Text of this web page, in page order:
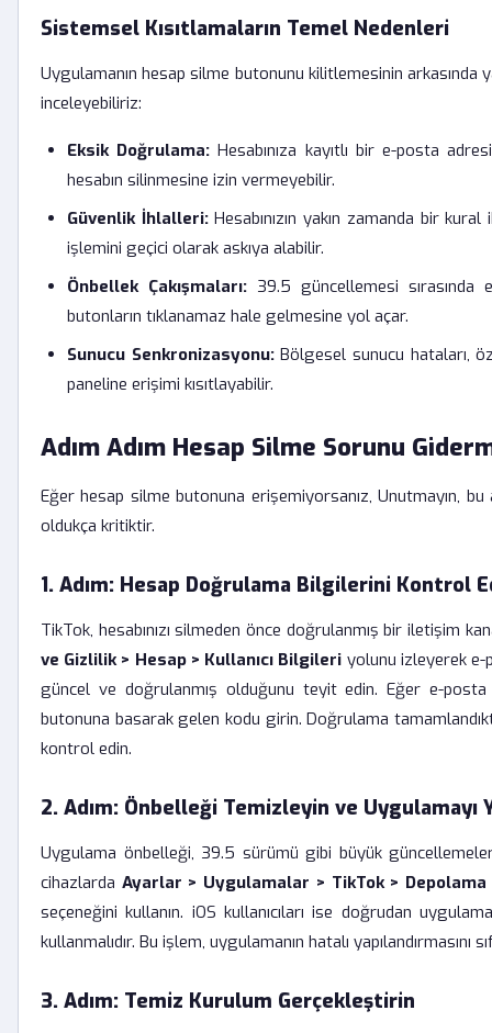
Sistemsel Kısıtlamaların Temel Nedenleri
Uygulamanın hesap silme butonunu kilitlemesinin arkasında
inceleyebiliriz:
Eksik Doğrulama: Hesabınıza kayıtlı bir e-posta
hesabın silinmesine izin vermeyebilir.
Güvenlik İhlalleri:Hesabınızın yakın zamanda bir
işlemini geçici olarak askıya alabilir.
Önbellek Çakışmaları: 39.5 güncellemesi sırasında
butonların tıklanamaz hale gelmesine yol açar.
Sunucu Senkronizasyonu:Bölgesel sunucu hataları,
paneline erişimi kısıtlayabilir.
Adım Adım Hesap Silme Sorunu
Eğer hesap silme butonuna erişemiyorsanız, Unutmayın, bu
oldukça kritiktir.
1. Adım: Hesap Doğrulama Bilgilerini Kontrol
TikTok, hesabınızı silmeden önce doğrulanmış bir iletişim
ve Gizlilik > Hesap > Kullanıcı Bilgileri yolunu izleyerek e-
güncel ve doğrulanmış olduğunu teyit edin. Eğer e-posta
butonuna basarak gelen kodu girin. Doğrulama
kontrol edin.
2. Adım: Önbelleği Temizleyin ve Uygulamayı
Uygulama önbelleği, 39.5 sürümü gibi büyük
cihazlarda Ayarlar > Uygulamalar > TikTok > Depolama
seçeneğini kullanın. iOS kullanıcıları ise doğrudan
kullanmalıdır. Bu işlem, uygulamanın hatalı yapılandırmasını
3. Adım: Temiz Kurulum Gerçekleştirin